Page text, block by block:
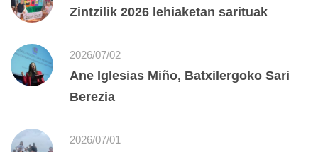
Zintzilik 2026 lehiaketan sarituak
2026/07/02
Ane Iglesias Miño, Batxilergoko Sari
Berezia
2026/07/01